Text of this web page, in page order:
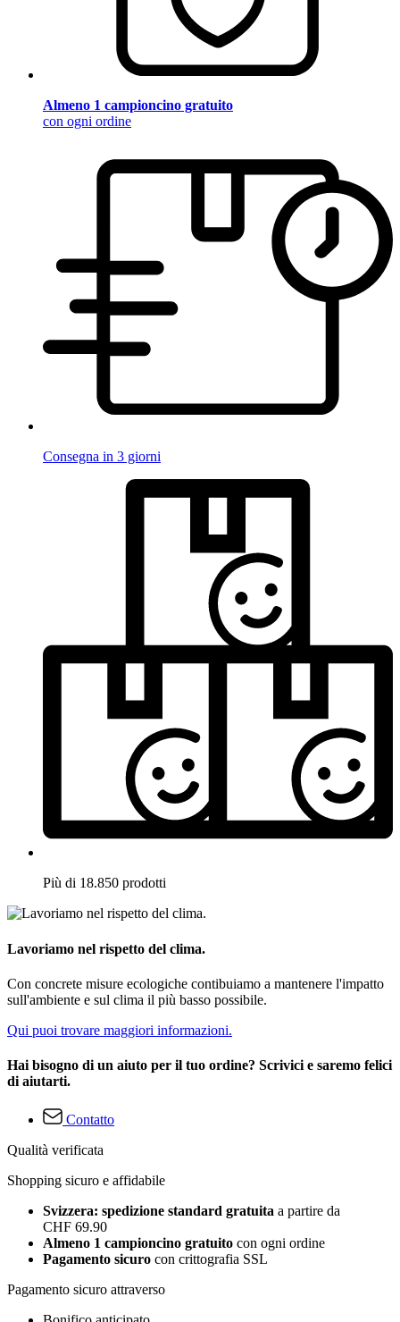
Almeno 1 campioncino gratuito
con ogni ordine
Consegna in 3 giorni
Più di 18.850 prodotti
Lavoriamo nel rispetto del clima.
Con concrete misure ecologiche contibuiamo a mantenere l'impatto
sull'ambiente e sul clima il più basso possibile.
Qui puoi trovare maggiori informazioni.
Hai bisogno di un aiuto per il tuo ordine? Scrivici e saremo felici
di aiutarti.
Contatto
Qualità verificata
Shopping sicuro e affidabile
Svizzera: spedizione standard gratuita a partire da
CHF 69.90
Almeno 1 campioncino gratuito con ogni ordine
Pagamento sicuro con crittografia SSL
Pagamento sicuro attraverso